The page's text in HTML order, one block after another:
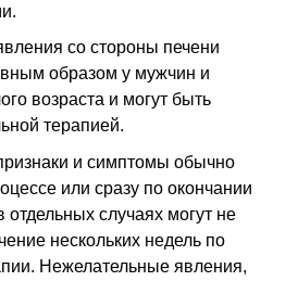
со стороны печени
образом у мужчин и
возраста и могут быть
терапией.
и симптомы обычно
или сразу по окончании
отдельных случаях могут не
нескольких недель по
Нежелательные явления,